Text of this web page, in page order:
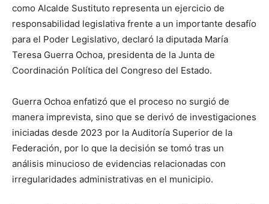
como Alcalde Sustituto representa un ejercicio de
responsabilidad legislativa frente a un importante desafío
para el Poder Legislativo, declaró la diputada María
Teresa Guerra Ochoa, presidenta de la Junta de
Coordinación Política del Congreso del Estado.
Guerra Ochoa enfatizó que el proceso no surgió de
manera imprevista, sino que se derivó de investigaciones
iniciadas desde 2023 por la Auditoría Superior de la
Federación, por lo que la decisión se tomó tras un
análisis minucioso de evidencias relacionadas con
irregularidades administrativas en el municipio.